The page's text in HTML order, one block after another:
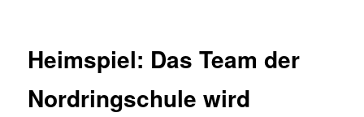
Heimspiel: Das Team der
Nordringschule wird